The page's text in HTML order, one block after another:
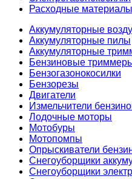
Расходные материалы
Аккумуляторные
Аккумуляторные пилы
Аккумуляторные
Бензиновые
Бензогазонокосилки
Бензорезы
Двигатели
Измельчители
Лодочные моторы
Мотобуры
Мотопомпы
Опрыскиватели
Снегоуборщики
Снегоуборщики